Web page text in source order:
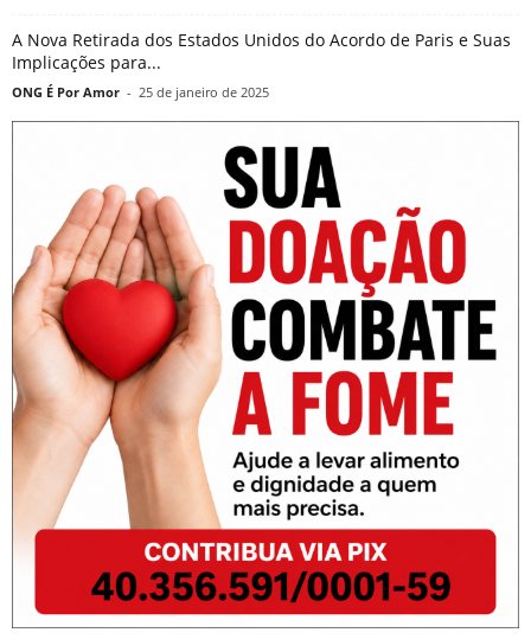
A Nova Retirada dos Estados Unidos do Acordo de Paris e Suas
Implicações para...
ONG É Por Amor - 25 de janeiro de 2025